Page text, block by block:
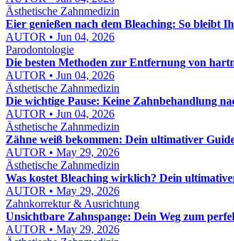
Ästhetische Zahnmedizin
Eier genießen nach dem Bleaching: So bleibt
AUTOR • Jun 04, 2026
Parodontologie
Die besten Methoden zur Entfernung von
AUTOR • Jun 04, 2026
Ästhetische Zahnmedizin
Die wichtige Pause: Keine Zahnbehandlung
AUTOR • Jun 04, 2026
Ästhetische Zahnmedizin
Zähne weiß bekommen: Dein ultimativer
AUTOR • May 29, 2026
Ästhetische Zahnmedizin
Was kostet Bleaching wirklich? Dein
AUTOR • May 29, 2026
Zahnkorrektur & Ausrichtung
Unsichtbare Zahnspange: Dein Weg zum
AUTOR • May 29, 2026